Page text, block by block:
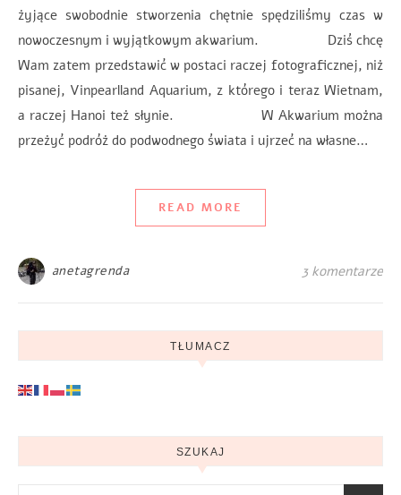
żyjące swobodnie stworzenia chętnie spędziliśmy czas w
nowoczesnym i wyjątkowym akwarium. Dziś chcę
Wam zatem przedstawić w postaci raczej fotograficznej, niż
pisanej, Vinpearlland Aquarium, z którego i teraz Wietnam,
a raczej Hanoi też słynie. W Akwarium można
przeżyć podróż do podwodnego świata i ujrzeć na własne…
READ MORE
anetagrenda 3 komentarze
TŁUMACZ
SZUKAJ